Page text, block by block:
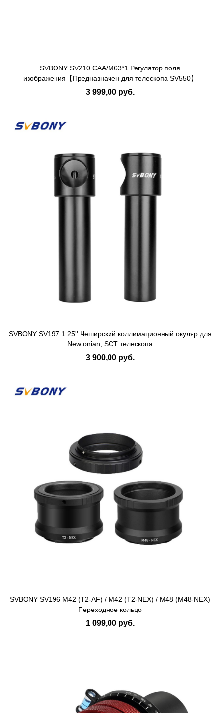
SVBONY SV210 CAA/M63*1 Регулятор поля
изображения【Предназначен для телескопа SV550】
3 999,00 руб.
SVBONY SV197 1.25'' Чеширский коллимационный окуляр для
Newtonian, SCT телескопа
3 900,00 руб.
SVBONY SV196 M42 (T2-AF) / M42 (T2-NEX) / M48 (M48-NEX)
Переходное кольцо
1 099,00 руб.